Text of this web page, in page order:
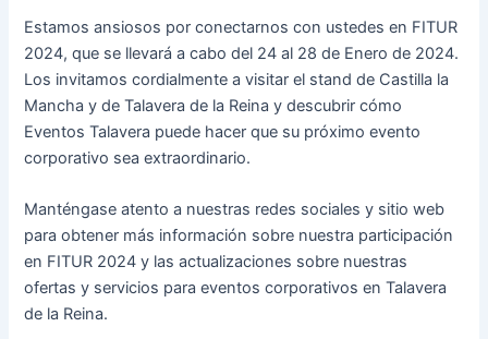
Estamos ansiosos por conectarnos con ustedes en FITUR
2024, que se llevará a cabo del 24 al 28 de Enero de 2024.
Los invitamos cordialmente a visitar el stand de Castilla la
Mancha y de Talavera de la Reina y descubrir cómo
Eventos Talavera puede hacer que su próximo evento
corporativo sea extraordinario.
Manténgase atento a nuestras redes sociales y sitio web
para obtener más información sobre nuestra participación
en FITUR 2024 y las actualizaciones sobre nuestras
ofertas y servicios para eventos corporativos en Talavera
de la Reina.